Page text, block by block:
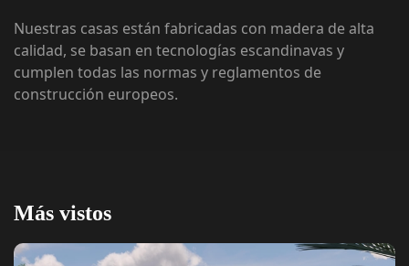
Nuestras casas están fabricadas con madera de alta
calidad, se basan en tecnologías escandinavas y
cumplen todas las normas y reglamentos de
construcción europeos.
Más vistos